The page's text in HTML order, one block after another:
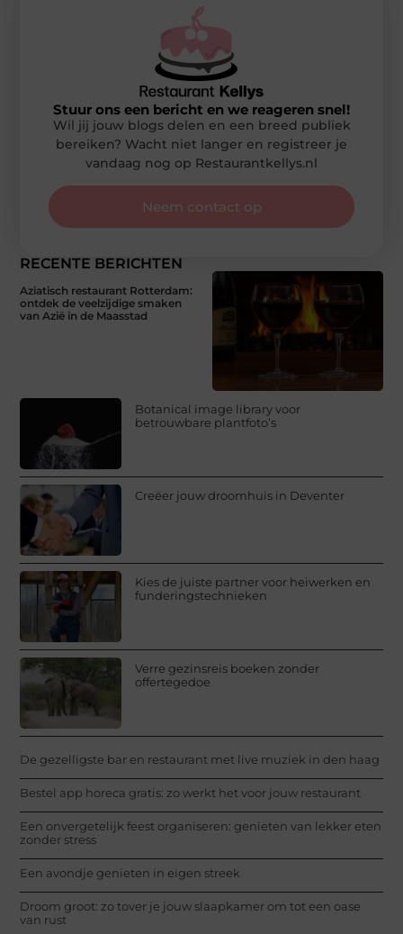
RECENTE BERICHTEN
Aziatisch restaurant Rotterdam:
ontdek de veelzijdige smaken
van Azië in de Maasstad
Botanical image library voor
betrouwbare plantfoto’s
Creëer jouw droomhuis in Deventer
Kies de juiste partner voor heiwerken en
funderingstechnieken
Verre gezinsreis boeken zonder
offertegedoe
De gezelligste bar en restaurant met live muziek in den haag
Bestel app horeca gratis: zo werkt het voor jouw restaurant
Een onvergetelijk feest organiseren: genieten van lekker eten
zonder stress
Een avondje genieten in eigen streek
Droom groot: zo tover je jouw slaapkamer om tot een oase
van rust
Stuur ons een bericht en we reageren snel!
Wil jij jouw blogs delen en een breed publiek
bereiken? Wacht niet langer en registreer je
vandaag nog op Restaurantkellys.nl
Neem contact op